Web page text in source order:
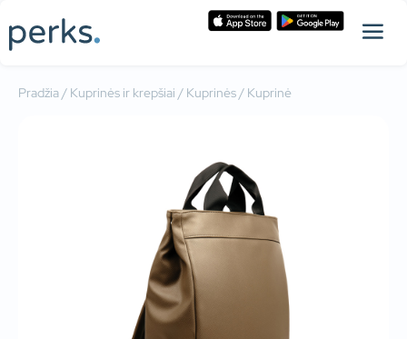
Pradžia/ Kuprinės ir krepšiai / Kuprinės/ Kuprinė